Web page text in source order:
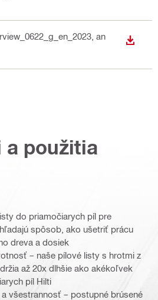
, an
a použitia
do priamočiarych píl pre
spôsob, ako ušetriť prácu
dreva a dosiek
– naše pílové listy s hrotmi z
až 20x dlhšie ako akékoľvek
píl Hilti
všestrannosť – postupné brúsené